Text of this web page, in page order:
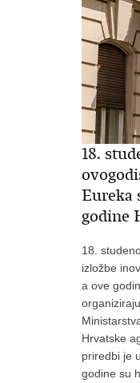
18.
Eureka
godine
18.
izložbe
a ove
Hrvatske
priredbi je
godine su